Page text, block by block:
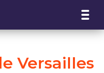
Versailles